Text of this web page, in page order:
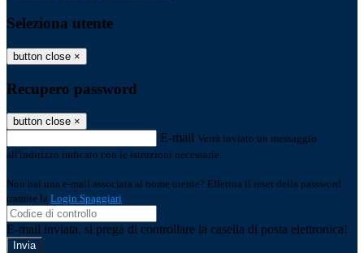
Seleziona utente
button close ×
Recupero password
button close ×
E-mail Verrà inviato un messaggio
all'indirizzo indicato con le istruzioni necessarie.
Non hai una e-mail associata al nome utente? Effettua il reset della password
tramite la Login Spaggiari
E-mail inviata, si prega di controllare la casella di posta elettronica!